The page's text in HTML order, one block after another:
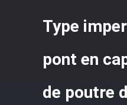
Type
pont en
de poutre